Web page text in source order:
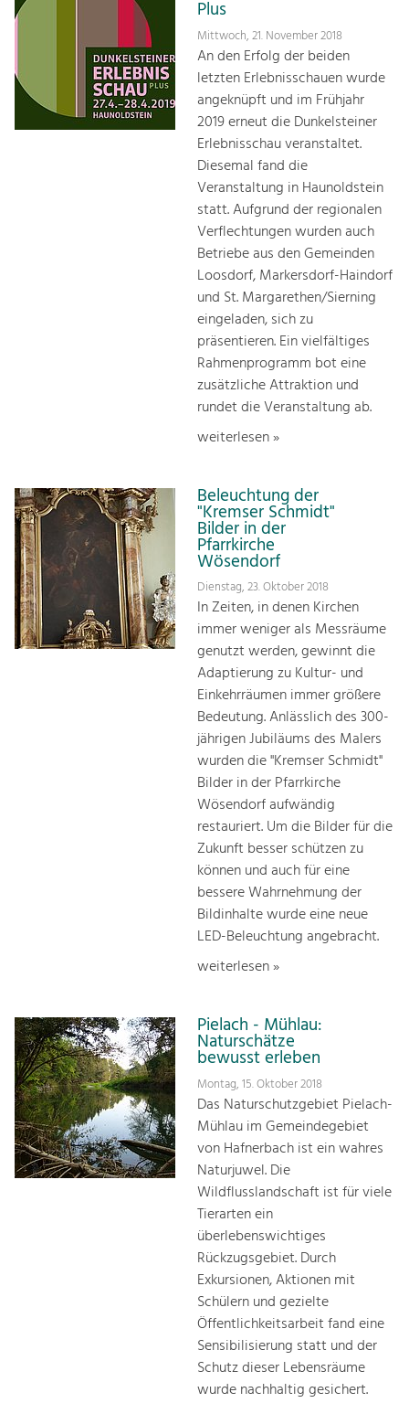
Plus
Mittwoch, 21. November 2018
An den Erfolg der beiden
letzten Erlebnisschauen wurde
angeknüpft und im Frühjahr
2019 erneut die Dunkelsteiner
Erlebnisschau veranstaltet.
Diesemal fand die
Veranstaltung in Haunoldstein
statt. Aufgrund der regionalen
Verflechtungen wurden auch
Betriebe aus den Gemeinden
Loosdorf, Markersdorf-Haindorf
und St. Margarethen/Sierning
eingeladen, sich zu
präsentieren. Ein vielfältiges
Rahmenprogramm bot eine
zusätzliche Attraktion und
rundet die Veranstaltung ab.
weiterlesen »
Beleuchtung der
"Kremser Schmidt"
Bilder in der
Pfarrkirche
Wösendorf
Dienstag, 23. Oktober 2018
In Zeiten, in denen Kirchen
immer weniger als Messräume
genutzt werden, gewinnt die
Adaptierung zu Kultur- und
Einkehrräumen immer größere
Bedeutung. Anlässlich des 300-
jährigen Jubiläums des Malers
wurden die "Kremser Schmidt"
Bilder in der Pfarrkirche
Wösendorf aufwändig
restauriert. Um die Bilder für die
Zukunft besser schützen zu
können und auch für eine
bessere Wahrnehmung der
Bildinhalte wurde eine neue
LED-Beleuchtung angebracht.
weiterlesen »
Pielach - Mühlau:
Naturschätze
bewusst erleben
Montag, 15. Oktober 2018
Das Naturschutzgebiet Pielach-
Mühlau im Gemeindegebiet
von Hafnerbach ist ein wahres
Naturjuwel. Die
Wildflusslandschaft ist für viele
Tierarten ein
überlebenswichtiges
Rückzugsgebiet. Durch
Exkursionen, Aktionen mit
Schülern und gezielte
Öffentlichkeitsarbeit fand eine
Sensibilisierung statt und der
Schutz dieser Lebensräume
wurde nachhaltig gesichert.